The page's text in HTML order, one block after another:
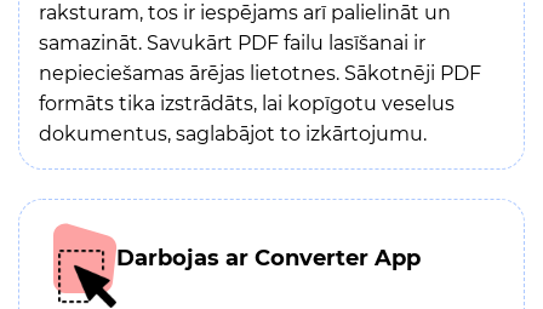
raksturam, tos ir iespējams arī palielināt un
samazināt. Savukārt PDF failu lasīšanai ir
nepieciešamas ārējas lietotnes. Sākotnēji PDF
formāts tika izstrādāts, lai kopīgotu veselus
dokumentus, saglabājot to izkārtojumu.
Darbojas ar Converter App